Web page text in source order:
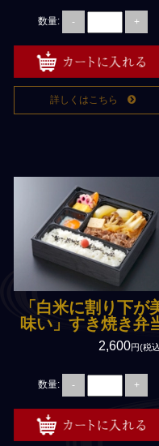
数量: - +
詳しくはこちら
「白米に割り下が
味い」すき焼き弁
2,600円(税
数量: - +